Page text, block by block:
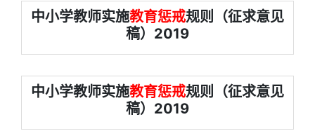
中小学教师实施教育惩戒规则（征求意见
稿）2019
中小学教师实施教育惩戒规则（征求意见
稿）2019